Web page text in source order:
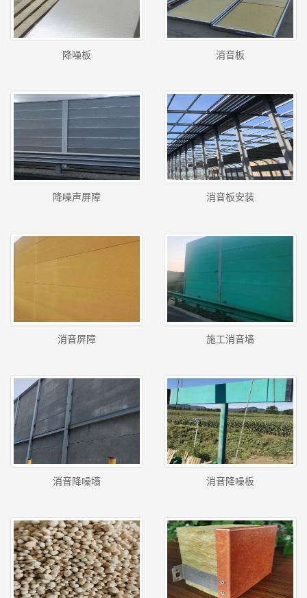
降噪板 消音板
降噪声屏障 消音板安装
消音屏障 施工消音墙
消音降噪墙 消音降噪板